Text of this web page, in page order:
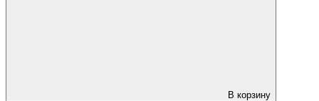
В корзину